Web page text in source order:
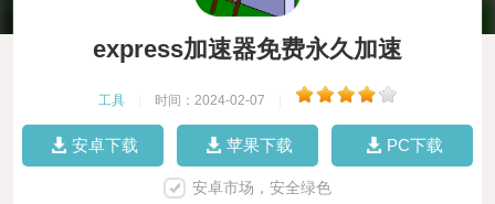
express加速器免费永久加速
工具 时间：2024-02-07
安卓下载 苹果下载 PC下载
安卓市场，安全绿色